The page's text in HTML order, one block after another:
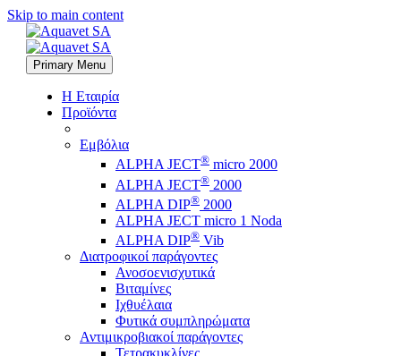
Skip to main content
Primary Menu
Η Εταιρία
Προϊόντα
Εμβόλια
ALPHA JECT® micro 2000
ALPHA JECT® 2000
ALPHA DIP® 2000
ALPHA JECT micro 1 Νoda
ALPHA DIP® Vib
Διατροφικοί παράγοντες
Ανοσοενισχυτικά
Βιταμίνες
Ιχθυέλαια
Φυτικά συμπληρώματα
Αντιμικροβιακοί παράγοντες